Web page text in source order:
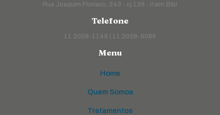
Rua Joaquim Floriano, 243 - cj 126 - Itaim Bibi
Telefone
11 2028-1148 | 11 2028-5086
Menu
Home
Quem Somos
Tratamentos